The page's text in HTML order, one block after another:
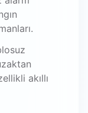
akıllı